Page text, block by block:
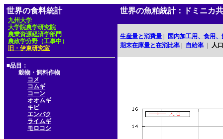
世界の食料統計
九州大学
大学院農学研究院
農業資源経済学部門
農政学分野（工事中）
旧・伊東研究室
■品目：
穀物・飼料作物
コメ
コムギ
コーン
オオムギ
キビ
エンバク
ライムギ
モロコシ
世界の魚粕統計：ドミニカ
生産量と消費量
国内加工用、食用
期末在庫量と在消比率
自給率 人口